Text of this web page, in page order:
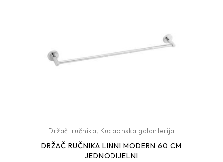
Držači ručnika, Kupaonska galanterija
DRŽAČ RUČNIKA LINNI MODERN 60 CM
JEDNODIJELNI